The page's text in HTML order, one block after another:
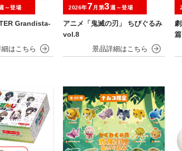
Grandista-
～登場
アニメ「鬼滅の刃」 ちびぐるみ
vol.8
2026年7 月第3週～登場